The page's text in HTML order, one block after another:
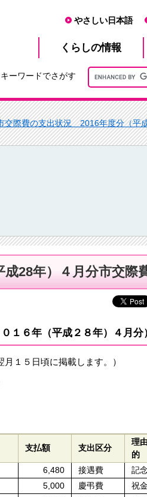
やさしい日本語
くらしの情報
キーワードでさがす
交際費の支出状況 2016年度分（平
成28年）４月分市交際
１６年（平成２８年）４月分
月１５日頃に掲載します。）
支払額 支出区分
理
的
6,480 接遇費 記
5,000 慶弔費 祝